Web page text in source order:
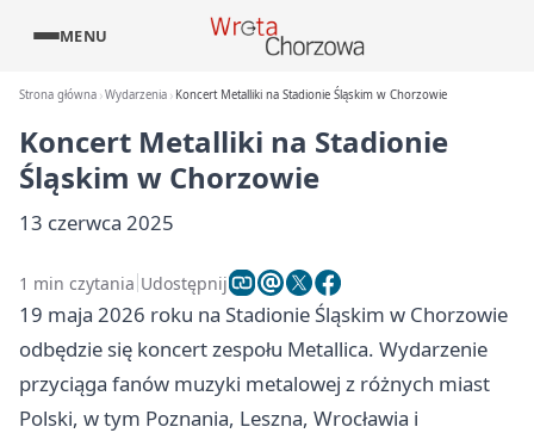
MENU
Strona główna Wydarzenia Koncert Metalliki na Stadionie Śląskim w Chorzowie
Koncert Metalliki na Stadionie
Śląskim w Chorzowie
13 czerwca 2025
1 min czytania Udostępnij
19 maja 2026 roku na Stadionie Śląskim w Chorzowie
odbędzie się koncert zespołu Metallica. Wydarzenie
przyciąga fanów muzyki metalowej z różnych miast
Polski, w tym Poznania, Leszna, Wrocławia i